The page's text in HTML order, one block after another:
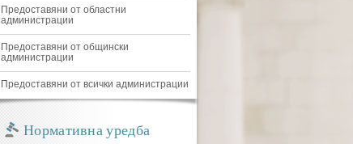
Предоставяни от областни
администрации
Предоставяни от общински
администрации
Предоставяни от всички администрации
Нормативна уредба